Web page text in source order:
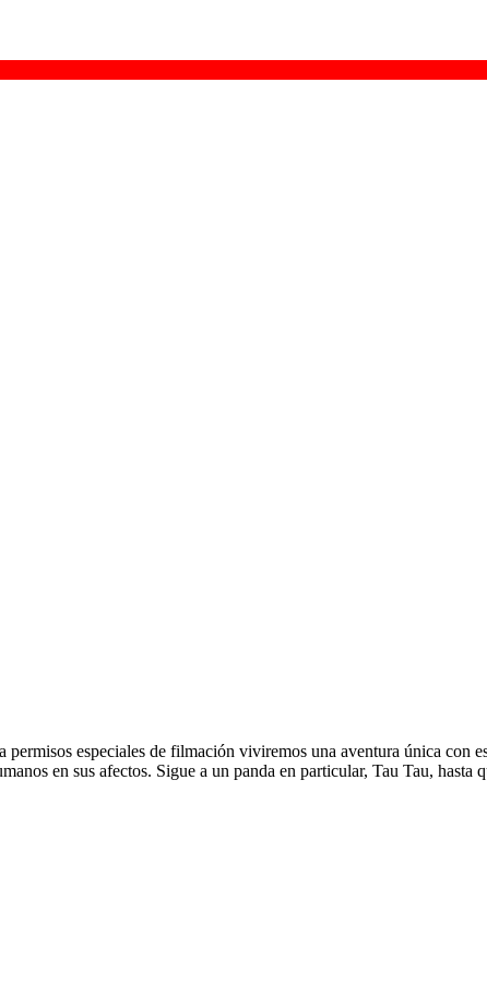
especiales de filmación viviremos una aventura única con
en sus afectos. Sigue a un panda en particular, Tau Tau, hasta